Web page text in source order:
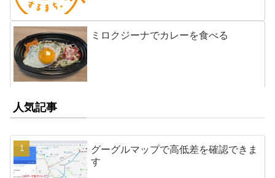
ミロクジーナでカレーを食べる
人気記事
グーグルマップで高低差を確認できま
す